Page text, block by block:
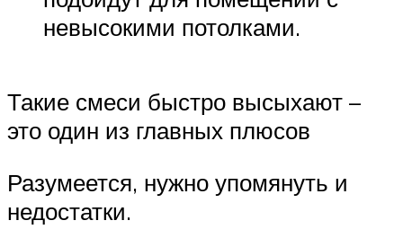
невысокими потолками.
Такие смеси быстро высыхают –
это один из главных плюсов
Разумеется, нужно упомянуть и
недостатки.